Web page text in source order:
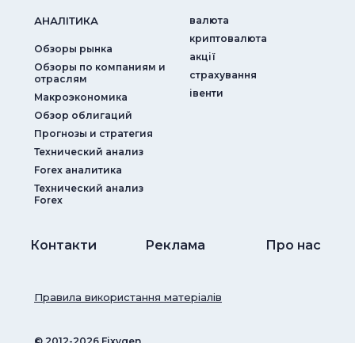
АНАЛIТИКА
Обзоры рынка
Обзоры по компаниям и
отраслям
Макроэкономика
Обзор облигаций
Прогнозы и стратегия
Технический анализ
Forex аналитика
Технический анализ
Forex
валюта
криптовалюта
акції
страхування
iвенти
Контакти Реклама Про нас
Правила використання матеріалів